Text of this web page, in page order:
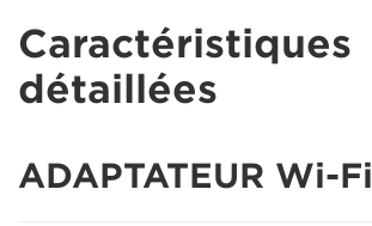
Caractéristiques
détaillées
ADAPTATEUR Wi-Fi